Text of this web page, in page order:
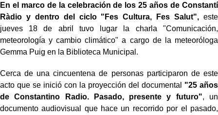
En el marco de la celebración de los 25 años de Constantí
Ràdio y dentro del ciclo "Fes Cultura, Fes Salut", este
jueves 18 de abril tuvo lugar la charla "Comunicación,
meteorología y cambio climático" a cargo de la meteoróloga
Gemma Puig en la Biblioteca Municipal.
Cerca de una cincuentena de personas participaron de este
acto que se inició con la proyección del documental "25 años
de Constantino Radio. Pasado, presente y futuro", un
documento audiovisual que hace un recorrido por el pasado,